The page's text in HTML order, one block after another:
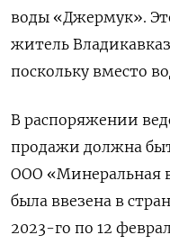
воды «Джермук».
житель
поскольку вместо
В распоряжении
продажи должна
ООО «Минеральная
была ввезена в
2023-го по 12